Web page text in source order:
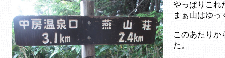
やっぱりこれ
まぁ山はゆっ
このあたりか
た。